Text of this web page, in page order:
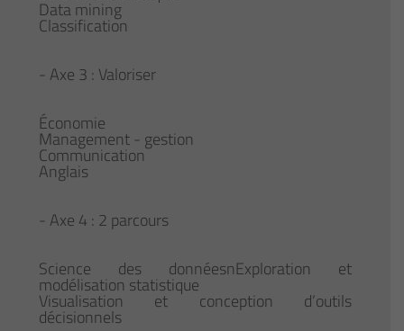
Data mining
Classification
- Axe 3 : Valoriser
Économie
Management - gestion
Communication
Anglais
- Axe 4 : 2 parcours
Science des donnéesnExploration et
modélisation statistique
Visualisation et conception d’outils
décisionnels